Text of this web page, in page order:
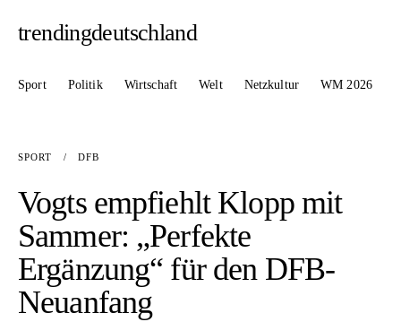
trendingdeutschland
Sport Politik Wirtschaft Welt Netzkultur WM 2026
SPORT / DFB
Vogts empfiehlt Klopp mit
Sammer: „Perfekte
Ergänzung“ für den DFB-
Neuanfang